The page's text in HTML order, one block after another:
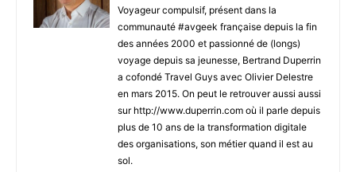
Voyageur compulsif, présent dans la
communauté #avgeek française depuis la fin
des années 2000 et passionné de (longs)
voyage depuis sa jeunesse, Bertrand Duperrin
a cofondé Travel Guys avec Olivier Delestre
en mars 2015. On peut le retrouver aussi aussi
sur http://www.duperrin.com où il parle depuis
plus de 10 ans de la transformation digitale
des organisations, son métier quand il est au
sol.